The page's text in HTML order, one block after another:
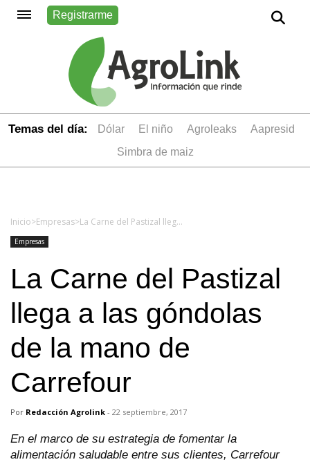
Registrarme
Temas del día: dólar el niño Agroleaks
aapresid
simbra de maiz
Inicio>Empresas> La Carne del Pastizal llega a las góndolas de la mano de Carrefour
Empresas
La Carne del Pastizal
llega a las góndolas
de la mano de
Carrefour
Por Redacción Agrolink - 22 septiembre, 2017
En el marco de su estrategia de fomentar la
alimentación saludable entre sus clientes, Carrefour